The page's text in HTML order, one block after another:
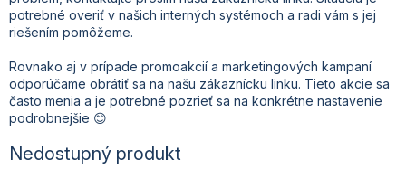
potrebné overiť v našich interných systémoch a radi vám s jej
riešením pomôžeme.
Rovnako aj v prípade promoakcií a marketingových kampaní
odporúčame obrátiť sa na našu zákaznícku linku. Tieto akcie sa
často menia a je potrebné pozrieť sa na konkrétne nastavenie
podrobnejšie 😊
Nedostupný produkt